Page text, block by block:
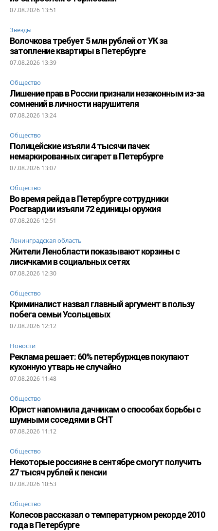
07.08.2026 13:51
Звезды
Волочкова требует 5 млн рублей от УК за
затопление квартиры в Петербурге
07.08.2026 13:39
Общество
Лишение прав в России признали незаконным из-за
сомнений в личности нарушителя
07.08.2026 13:24
Общество
Полицейские изъяли 4 тысячи пачек
немаркированных сигарет в Петербурге
07.08.2026 13:07
Общество
Во время рейда в Петербурге сотрудники
Росгвардии изъяли 72 единицы оружия
07.08.2026 12:51
Ленинградская область
Жители Ленобласти показывают корзины с
лисичками в социальных сетях
07.08.2026 12:30
Общество
Криминалист назвал главный аргумент в пользу
побега семьи Усольцевых
07.08.2026 12:12
Новости
Реклама решает: 60% петербуржцев покупают
кухонную утварь не случайно
07.08.2026 11:48
Общество
Юрист напомнила дачникам о способах борьбы с
шумными соседями в СНТ
07.08.2026 11:12
Общество
Некоторые россияне в сентябре смогут получить
27 тысяч рублей к пенсии
07.08.2026 10:53
Общество
Колесов рассказал о температурном рекорде 2010
года в Петербурге